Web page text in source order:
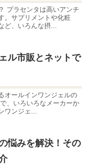
プラセンタは高いアンチ
。サプリメントや化粧
ど、いろんな摂...
ル市販とネットで
オールインワンジェルの
、いろいろなメーカーか
ワンジェ...
悩みを解決！その